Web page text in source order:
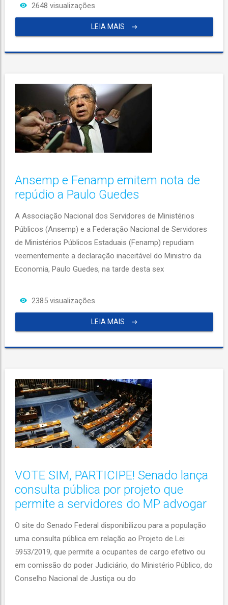
2648 visualizações
LEIA MAIS
Ansemp e Fenamp emitem nota de
repúdio a Paulo Guedes
A Associação Nacional dos Servidores de Ministérios
Públicos (Ansemp) e a Federação Nacional de Servidores
de Ministérios Públicos Estaduais (Fenamp) repudiam
veementemente a declaração inaceitável do Ministro da
Economia, Paulo Guedes, na tarde desta sex
2385 visualizações
LEIA MAIS
VOTE SIM, PARTICIPE! Senado lança
consulta pública por projeto que
permite a servidores do MP advogar
O site do Senado Federal disponibilizou para a população
uma consulta pública em relação ao Projeto de Lei
5953/2019, que permite a ocupantes de cargo efetivo ou
em comissão do poder Judiciário, do Ministério Público, do
Conselho Nacional de Justiça ou do